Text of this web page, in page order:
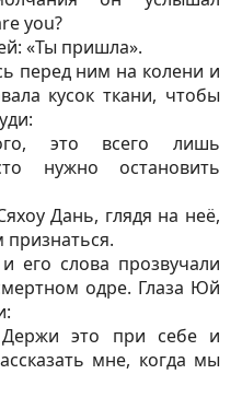
you?
«Ты пришла».
перед ним на колени и
кусок ткани, чтобы
это всего лишь
нужно остановить
Дань, глядя на неё,
его слова прозвучали
одре. Глаза Юй
это при себе и
мне, когда мы